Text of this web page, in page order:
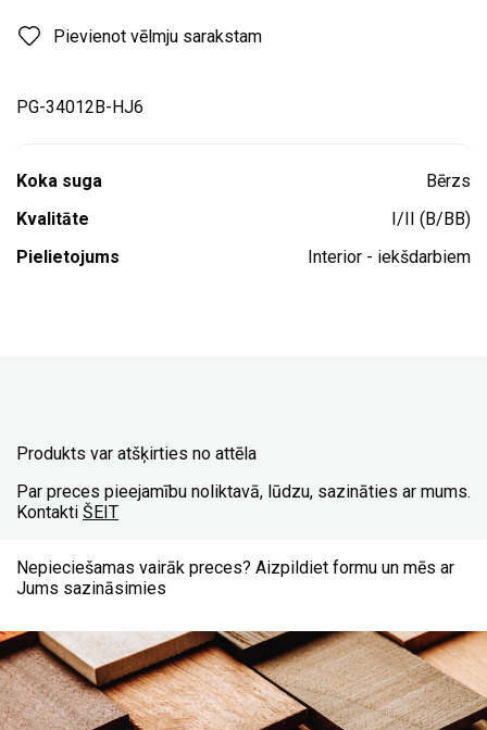
Pievienot vēlmju sarakstam
PG-34012B-HJ6
Koka suga
Bērzs
Kvalitāte
I/II (B/BB)
Pielietojums
Interior - iekšdarbiem
Produkts var atšķirties no attēla
Par preces pieejamību noliktavā, lūdzu, sazināties ar mums.
Kontakti ŠEIT
Nepieciešamas vairāk preces? Aizpildiet formu un mēs ar
Jums sazināsimies